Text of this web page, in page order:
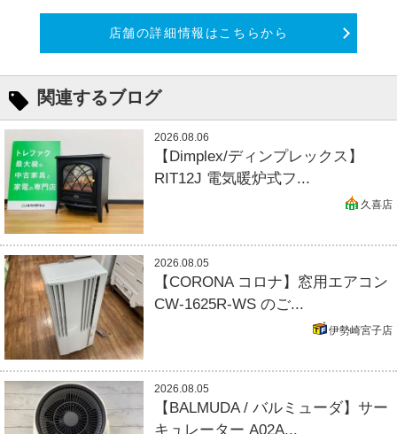
店舗の詳細情報はこちらから
関連するブログ
2026.08.06
【Dimplex/ディンプレックス】
RIT12J 電気暖炉式フ...
久喜店
2026.08.05
【CORONA コロナ】窓用エアコン
CW-1625R-WS のご...
伊勢崎宮子店
2026.08.05
【BALMUDA / バルミューダ】サー
キュレーター A02A...